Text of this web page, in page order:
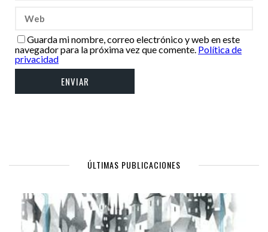
Guarda mi nombre, correo electrónico y web en este
navegador para la próxima vez que comente. Política de
privacidad
ÚLTIMAS PUBLICACIONES